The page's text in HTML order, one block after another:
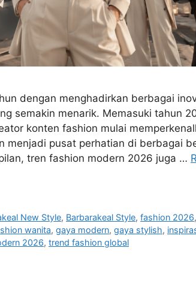
dengan menghadirkan berbagai
semakin menarik. Memasuki tahun
konten fashion mulai
menjadi pusat perhatian di berbagai
tren fashion modern 2026 juga …
New Style, Barbarakeal Style,fashion 2026
wanita, gaya modern, gaya stylish,
2026, trend fashion global